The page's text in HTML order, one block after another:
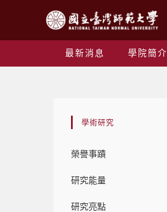
最新消息 學院簡介
學術研究
榮譽事蹟
研究能量
研究亮點